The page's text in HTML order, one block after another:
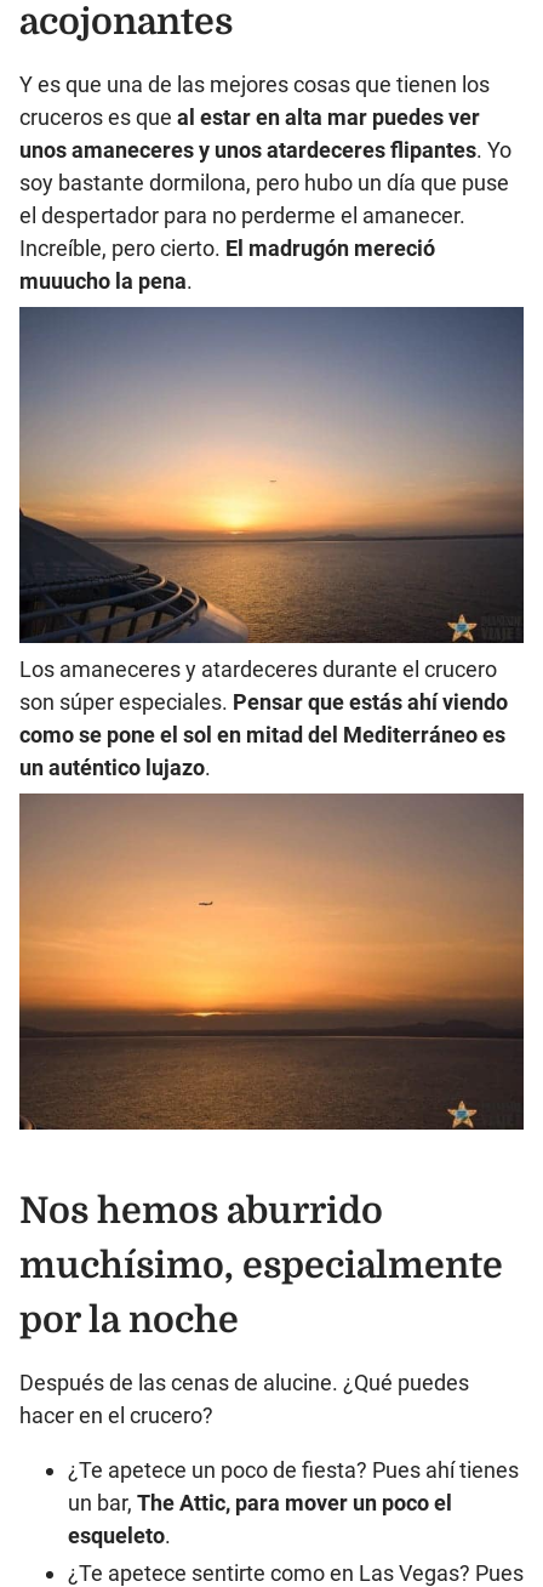
acojonantes
Y es que una de las mejores cosas que tienen los
cruceros es que al estar en alta mar puedes ver
unos amaneceres y unos atardeceres flipantes. Yo
soy bastante dormilona, pero hubo un día que puse
el despertador para no perderme el amanecer.
Increíble, pero cierto. El madrugón mereció
muuucho la pena.
Los amaneceres y atardeceres durante el crucero
son súper especiales. Pensar que estás ahí viendo
como se pone el sol en mitad del Mediterráneo es
un auténtico lujazo.
Nos hemos aburrido
muchísimo, especialmente
por la noche
Después de las cenas de alucine. ¿Qué puedes
hacer en el crucero?
¿Te apetece un poco de fiesta? Pues ahí tienes
un bar, The Attic, para mover un poco el
esqueleto.
¿Te apetece sentirte como en Las Vegas? Pues